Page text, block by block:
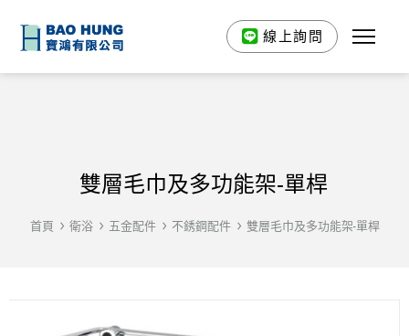
線上詢問
雙層毛巾及多功能架-單桿
首頁 衛浴 五金配件 不銹鋼配件 雙層毛巾及多功能架-單桿